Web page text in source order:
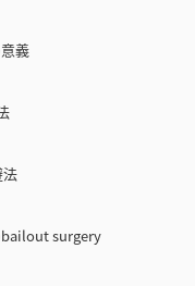
義
bailout surgery